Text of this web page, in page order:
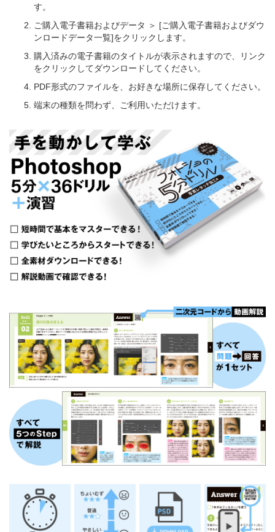
す。
ご購入電子書籍およびデータ ＞ [ご購入電子書籍およびダウ
ンロードデータ一覧]をクリックします。
購入済みの電子書籍のタイトルが表示されますので、リンク
をクリックしてダウンロードしてください。
PDF形式のファイルを、お好きな場所に保存してください。
端末の種類を問わず、ご利用いただけます。